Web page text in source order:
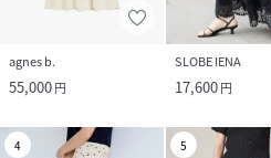
agnes b.
55,000円
SLOBE IENA
17,600円
4 5